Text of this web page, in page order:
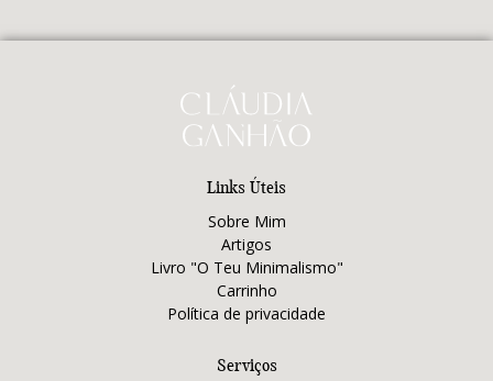
Links Úteis
Sobre Mim
Artigos
Livro "O Teu Minimalismo"
Carrinho
Política de privacidade
Serviços